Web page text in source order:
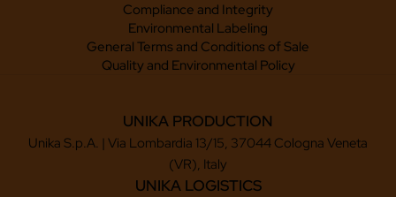
Compliance and Integrity
Environmental Labeling
General Terms and Conditions of Sale
Quality and Environmental Policy
UNIKA PRODUCTION
Unika S.p.A. | Via Lombardia 13/15, 37044 Cologna Veneta
(VR), Italy
UNIKA LOGISTICS